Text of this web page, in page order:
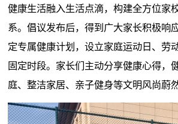
健康生活融入生活点滴，构建全方位家
系。倡议发布后，得到广大家长积极响
定专属健康计划，设立家庭运动日、劳
固定时段。家长们主动分享健康心得，
庭、整洁家居、亲子健身等文明风尚蔚